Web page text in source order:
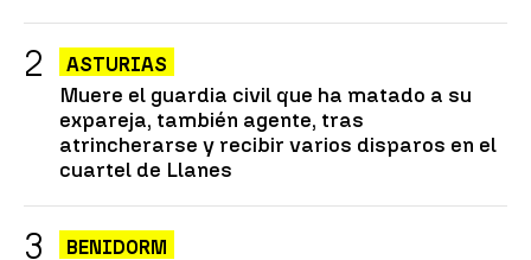
ASTURIAS
Muere el guardia civil que ha matado a su
expareja, también agente, tras
atrincherarse y recibir varios disparos en el
cuartel de Llanes
BENIDORM